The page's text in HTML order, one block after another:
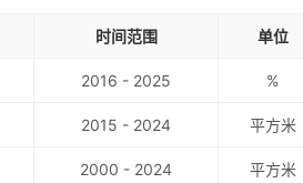
时间范围 单位
2016 - 2025 %
2015 - 2024 平方米
2000 - 2024 平方米